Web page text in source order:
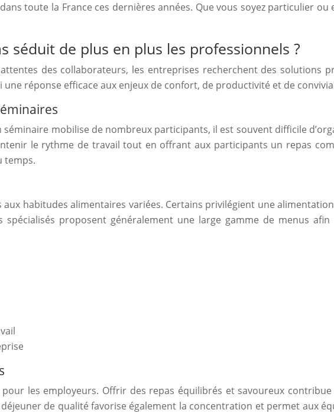
toute la France ces dernières années. Que vous soyez particulier
séduit de plus en plus les professionnels ?
des collaborateurs, les entreprises recherchent des solutions
réponse efficace aux enjeux de confort, de productivité et de
mobilise de nombreux participants, il est souvent difficile
le rythme de travail tout en offrant aux participants un repas
temps.
habitudes alimentaires variées. Certains privilégient une
proposent généralement une large gamme de menus
les employeurs. Offrir des repas équilibrés et savoureux
de qualité favorise également la concentration et permet aux